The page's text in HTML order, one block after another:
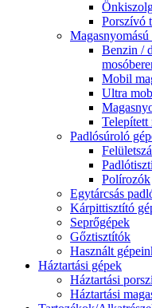
Porszívó
Benzin /
Mobil
Ultra
Telepített
Padlósúroló
Polírozók
Egytárcsás
Kárpittisztító
Seprőgépek
Gőztisztítók
Használt
Háztartási gépek
Háztartási
Háztartási